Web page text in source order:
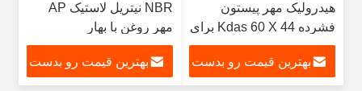
هیدرولیک مهر پیستون
فشرده Kdas 60 X 44 برای
تعمیر ماشین آلات
بهترین قیمت رو بدست
NBR نیتریل لاستیک AP
مهر روغن با بهار
بهترین قیمت رو بدست